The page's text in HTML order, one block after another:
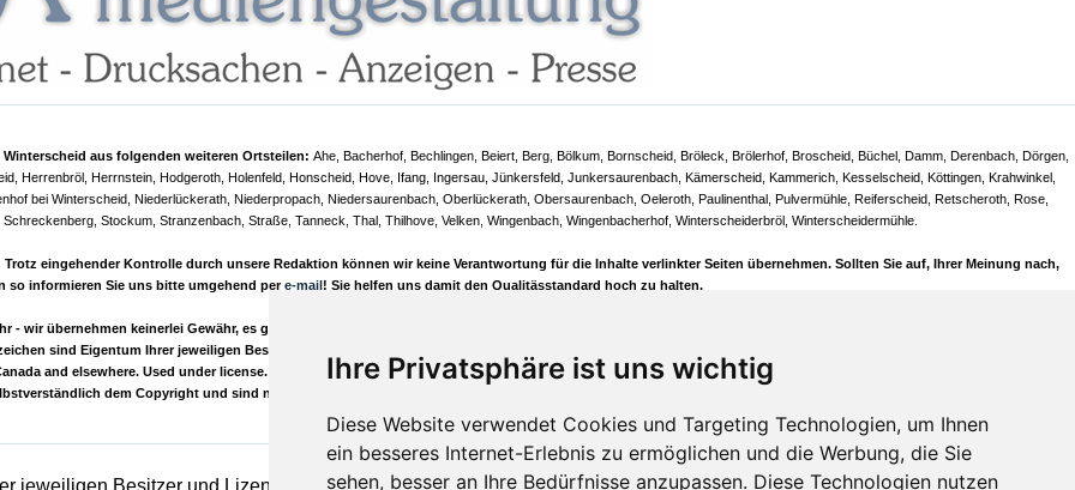
Ihre Privatsphäre ist uns wichtig
Diese Website verwendet Cookies und Targeting Technologien, um Ihnen
ein besseres Internet-Erlebnis zu ermöglichen und die Werbung, die Sie
sehen, besser an Ihre Bedürfnisse anzupassen. Diese Technologien nutzen
aus folgenden weiteren Ortsteilen: Ahe, Bacherhof, Bechlingen, Beiert, Berg, Bölkum, Bornscheid, Bröleck, Brölerhof, Broscheid, Büchel, Damm, Derenbach, Dörgen,
Herrenbröl, Herrnstein, Hodgeroth, Holenfeld, Honscheid, Hove, Ifang, Ingersau, Jünkersfeld, Junkersaurenbach, Kämerscheid, Kammerich, Kesselscheid, Köttingen, Krahwinkel,
bei Winterscheid, Niederlückerath, Niederpropach, Niedersaurenbach, Oberlückerath, Obersaurenbach, Oeleroth, Paulinenthal, Pulvermühle, Reiferscheid, Retscheroth, Rose,
Stockum, Stranzenbach, Straße, Tanneck, Thal, Thilhove, Velken, Wingenbach, Wingenbacherhof, Winterscheiderbröl, Winterscheidermühle.
eingehender Kontrolle durch unsere Redaktion können wir keine Verantwortung für die Inhalte verlinkter Seiten übernehmen. Sollten Sie auf, Ihrer Meinung nach,
so informieren Sie uns bitte umgehend pere-mail! Sie helfen uns damit den Qualitässtandard hoch zu halten.
wir übernehmen keinerlei Gewähr, es gilt die GPL! Wir distanzieren uns ausdrücklich von den Links dieser Seite zu anderen Seiten und stellen klar, dass wir uns den
sind Eigentum Ihrer jeweiligen Besitzer. Die Kommentare wie Beiträge fremder Autoren stehen im Verantwortungsbereich ihrer jeweiligen Poster. This publication
and elsewhere. Used under license. Außerdem verwenden wir Bilder von:Pixelio.de
, deine kostenlose Bilddatenbank für lizenzfreie Fotos. Ansonsten unterliegen
dem Copyright und sind nur mit unserer ausdrücklichen Genehmigung zu reproduzieren!
jeweiligen Besitzer und Lizenzhalter.